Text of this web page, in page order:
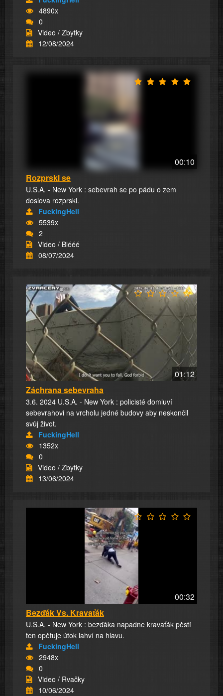
4890x
0
Video / Zbytky
12/08/2024
00:10
Rozprskl se
U.S.A. - New York : sebevrah se po pádu o zem
doslova rozprskl.
FuckingHell
5539x
2
Video / Blééé
08/07/2024
01:12
Záchrana sebevraha
3.6. 2024 U.S.A. - New York : policisté domluví
sebevrahovi na vrcholu jedné budovy aby neskončil
svůj život.
FuckingHell
1352x
0
Video / Zbytky
13/06/2024
00:32
Bezďák Vs. Kravaťák
U.S.A. - New York : bezďáka napadne kravaťák pěstí
ten opětuje útok lahví na hlavu.
FuckingHell
2948x
0
Video / Rvačky
10/06/2024